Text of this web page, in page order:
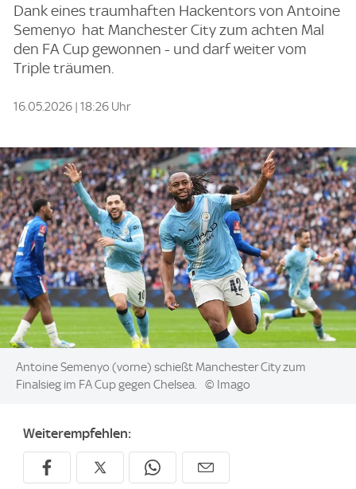
Dank eines traumhaften Hackentors von Antoine
Semenyo hat Manchester City zum achten Mal
den FA Cup gewonnen - und darf weiter vom
Triple träumen.
16.05.2026 | 18:26 Uhr
Image:
Antoine Semenyo (vorne) schießt Manchester City zum
Finalsieg im FA Cup gegen Chelsea.
© Imago
Weiterempfehlen: